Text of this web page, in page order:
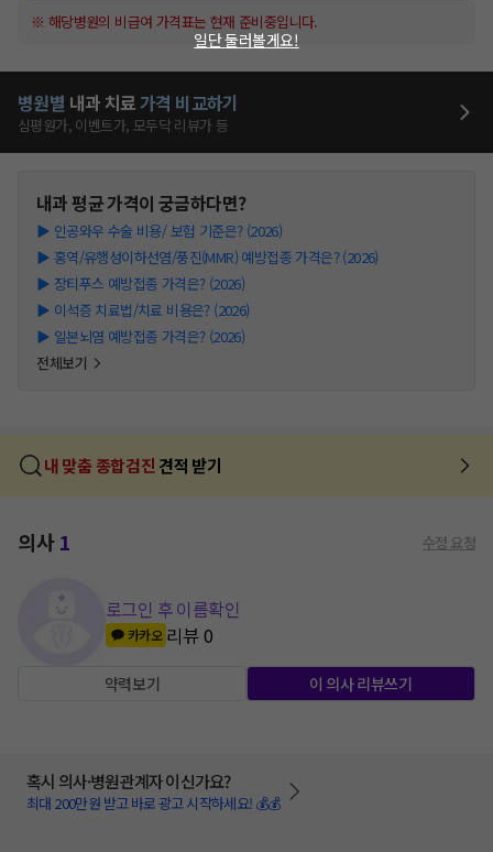
※ 해당병원의 비급여 가격표는 현재 준비중입니다.
병원별 내과 치료가격 비교하기
심평원가, 이벤트가, 모두닥 리뷰가 등
내과평균 가격이 궁금하다면?
▶ 인공와우 수술 비용/ 보험 기준은? (2026)
▶ 홍역/유행성이하선염/풍진(MMR) 예방접종 가격은? (2026)
▶ 장티푸스 예방접종 가격은? (2026)
▶ 이석증 치료법/치료 비용은? (2026)
▶ 일본뇌염 예방접종 가격은? (2026)
전체보기
내 맞춤 종합검진 견적 받기
의사1 수정 요청
로그인 후 이름확인
카카오 리뷰0
약력보기 이 의사 리뷰쓰기
혹시 의사·병원관계자 이신가요?
최대 200만원 받고 바로 광고 시작하세요! 💰💰
일단 둘러볼게요!